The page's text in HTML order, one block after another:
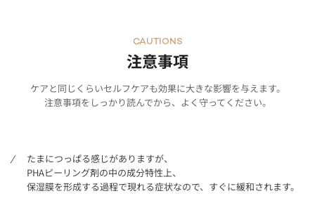
注意事項
CAUTIONS
ケアと同じくらいセルフケアも効果に大きな影響を与えます。
注意事項をしっかり読んでから、よく守ってください。
たまにつっぱる感じがありますが、
PHAピーリング剤の中の成分特性上、
保湿膜を形成する過程で現れる症状なので、すぐに緩和されます。